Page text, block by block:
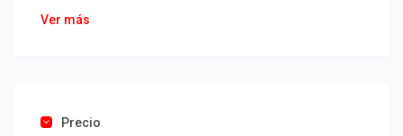
Nombre alojamiento o servicio
Una foto de cuenta de luz o agua o gas que acredite
Ver más
Precio